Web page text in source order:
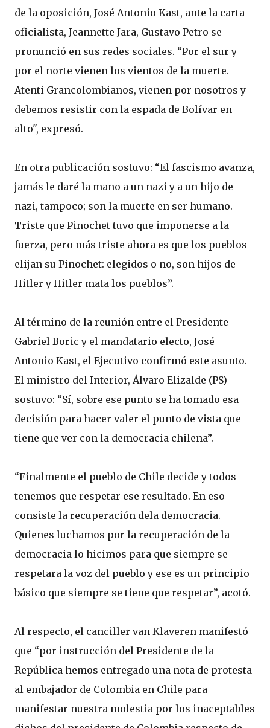
de la oposición, José Antonio Kast, ante la carta
oficialista, Jeannette Jara, Gustavo Petro se
pronunció en sus redes sociales. “Por el sur y
por el norte vienen los vientos de la muerte.
Atenti Grancolombianos, vienen por nosotros y
debemos resistir con la espada de Bolívar en
alto", expresó.
En otra publicación sostuvo: “El fascismo avanza,
jamás le daré la mano a un nazi y a un hijo de
nazi, tampoco; son la muerte en ser humano.
Triste que Pinochet tuvo que imponerse a la
fuerza, pero más triste ahora es que los pueblos
elijan su Pinochet: elegidos o no, son hijos de
Hitler y Hitler mata los pueblos”.
Al término de la reunión entre el Presidente
Gabriel Boric y el mandatario electo, José
Antonio Kast, el Ejecutivo confirmó este asunto.
El ministro del Interior, Álvaro Elizalde (PS)
sostuvo: “Sí, sobre ese punto se ha tomado esa
decisión para hacer valer el punto de vista que
tiene que ver con la democracia chilena”.
“Finalmente el pueblo de Chile decide y todos
tenemos que respetar ese resultado. En eso
consiste la recuperación dela democracia.
Quienes luchamos por la recuperación de la
democracia lo hicimos para que siempre se
respetara la voz del pueblo y ese es un principio
básico que siempre se tiene que respetar”, acotó.
Al respecto, el canciller van Klaveren manifestó
que “por instrucción del Presidente de la
República hemos entregado una nota de protesta
al embajador de Colombia en Chile para
manifestar nuestra molestia por los inaceptables